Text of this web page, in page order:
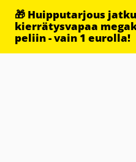
🎁 Huipputarjous
kierrätysvapaa
peliin - vain 1 eurolla!